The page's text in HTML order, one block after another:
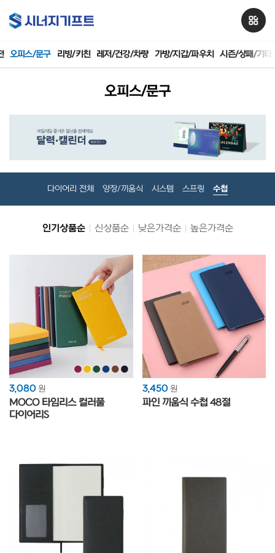
오피스/문구 리빙/키친 레저/건강/차량 가방/지갑/파우치 시즌/상패/기타
오피스/문구
다이어리 전체 양장/끼움식 시스템 스프링 수첩
인기상품순 신상품순 낮은가격순 높은가격순
3,080 원
MOCO 타임리스 컬러풀
다이어리S
3,450 원
파인 끼움식 수첩 48절